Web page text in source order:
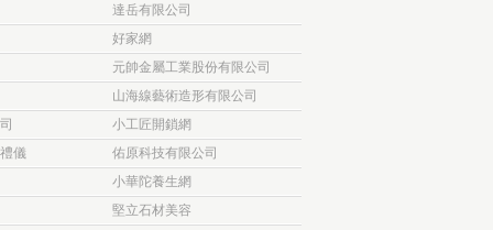
達岳有限公司
好家網
元帥金屬工業股份有限公司
山海線藝術造形有限公司
小工匠開鎖網
儀
佑原科技有限公司
小華陀養生網
堅立石材美容